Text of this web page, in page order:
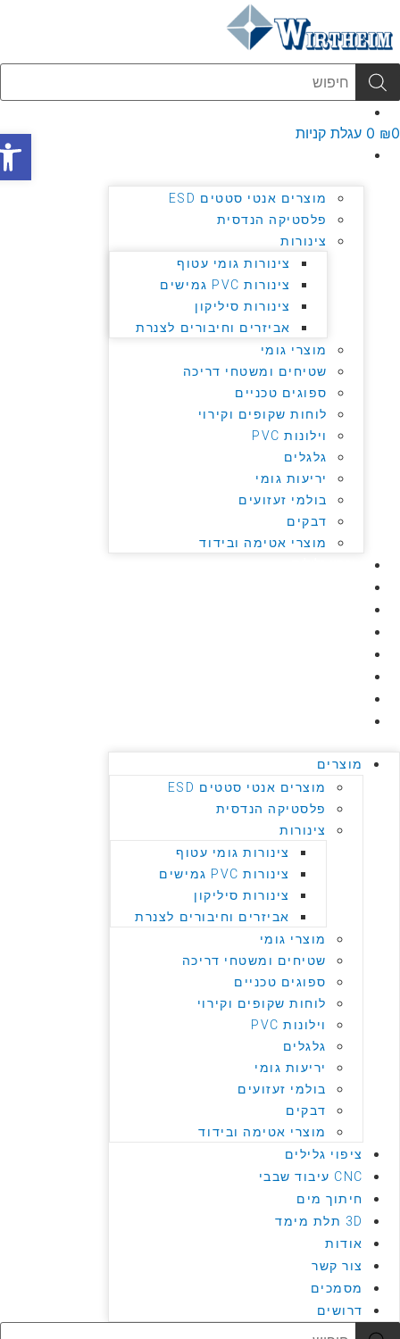
Products
₪
0 עגלת קניות
מוצרים אנטי סטטים ESD
פלסטיקה הנדסית
צינורות
צינורות גומי עטוף
צינורות PVC גמישים
צינורות סיליקון
אביזרים וחיבורים לצנרת
מוצרי גומי
שטיחים ומשטחי דריכה
ספוגים טכניים
לוחות שקופים וקירוי
וילונות PVC
גלגלים
יריעות גומי
בולמי זעזועים
דבקים
מוצרי אטימה ובידוד
מוצרים
מוצרים אנטי סטטים ESD
פלסטיקה הנדסית
צינורות
צינורות גומי עטוף
צינורות PVC גמישים
צינורות סיליקון
אביזרים וחיבורים לצנרת
מוצרי גומי
שטיחים ומשטחי דריכה
ספוגים טכניים
לוחות שקופים וקירוי
וילונות PVC
גלגלים
יריעות גומי
בולמי זעזועים
דבקים
מוצרי אטימה ובידוד
ציפוי גלילים
CNC עיבוד שבבי
חיתוך מים
3D תלת מימד
אודות
צור קשר
מסמכים
דרושים
Products
פתח